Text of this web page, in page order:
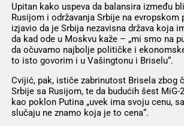
Upitan kako uspeva da balansira između
Rusijom i održavanja Srbije na evropskom
izjavio da je Srbija nezavisna država koja
da kad ode u Moskvu kaže – „mi smo na
da očuvamo najbolje političke i
to isto govorim i u Vašingtonu i Briselu“.
Cvijić, pak, ističe zabrinutost Brisela zbog
Srbije sa Rusijom, te da budućih šest MiG-
kao poklon Putina „uvek ima svoju cenu,
slučaju ne znamo koja je to cena“.